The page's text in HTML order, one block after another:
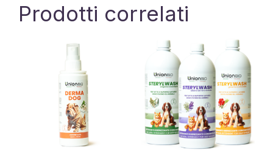
Prodotti correlati